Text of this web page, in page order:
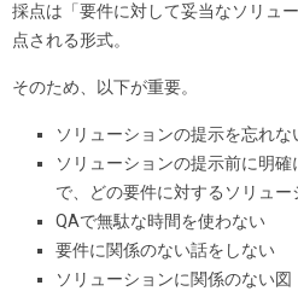
採点は「要件に対して妥当なソリュ
点される形式。
そのため、以下が重要。
ソリューションの提示を忘れな
ソリューションの提示前に明
で、どの要件に対するソリュー
QAで無駄な時間を使わない
要件に関係のない話をしない
ソリューションに関係のない